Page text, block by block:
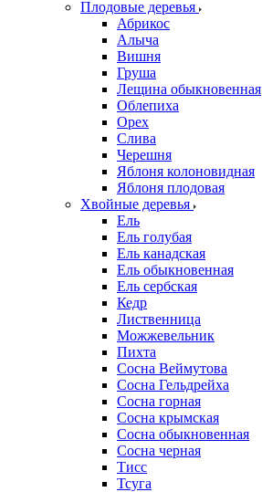
Плодовые деревья
Абрикос
Алыча
Вишня
Груша
Лещина обыкновенная
Облепиха
Орех
Слива
Черешня
Яблоня колоновидная
Яблоня плодовая
Хвойные деревья
Ель
Ель голубая
Ель канадская
Ель обыкновенная
Ель сербская
Кедр
Лиственница
Можжевельник
Пихта
Сосна Веймутова
Сосна Гельдрейха
Сосна горная
Сосна крымская
Сосна обыкновенная
Сосна черная
Тисс
Тсуга